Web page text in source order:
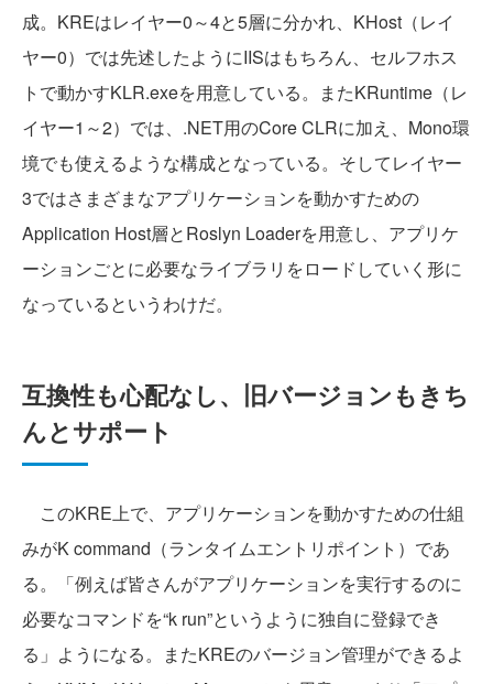
成。KREはレイヤー0～4と5層に分かれ、KHost（レイ
ヤー0）では先述したようにIISはもちろん、セルフホス
トで動かすKLR.exeを用意している。またKRuntime（レ
イヤー1～2）では、.NET用のCore CLRに加え、Mono環
境でも使えるような構成となっている。そしてレイヤー
3ではさまざまなアプリケーションを動かすための
Application Host層とRoslyn Loaderを用意し、アプリケ
ーションごとに必要なライブラリをロードしていく形に
なっているというわけだ。
互換性も心配なし、旧バージョンもきち
んとサポート
このKRE上で、アプリケーションを動かすための仕組
みがK command（ランタイムエントリポイント）であ
る。「例えば皆さんがアプリケーションを実行するのに
必要なコマンドを“k run”というように独自に登録でき
る」ようになる。またKREのバージョン管理ができるよ